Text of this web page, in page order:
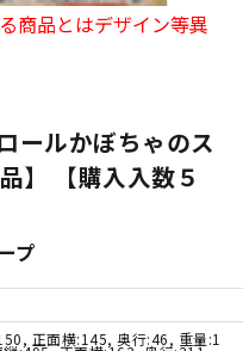
商品とはデザイン等異
ールかぼちゃのス
】 【購入入数５
プ
正面横:145, 奥行:46, 重量:1